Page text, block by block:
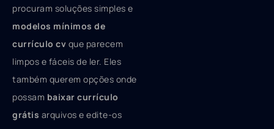
procuram soluções simples e
modelos mínimos de
currículo cv que parecem
limpos e fáceis de ler. Eles
também querem opções onde
possam baixar currículo
grátis arquivos e edite-os